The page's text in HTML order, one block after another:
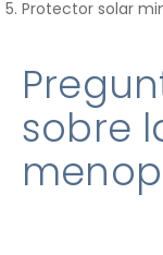
Protector solar
sobre